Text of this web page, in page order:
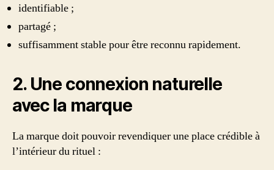
identifiable ;
partagé ;
suffisamment stable pour être reconnu rapidement.
2. Une connexion naturelle
avec la marque
La marque doit pouvoir revendiquer une place crédible à
l’intérieur du rituel :